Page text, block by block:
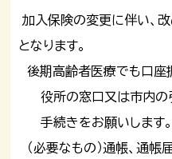
加入保険の変更に伴い、
となります。
後期高齢者医療でも口座
役所の窓口又は市内
手続きをお願いします。
（必要なもの）通帳、通帳